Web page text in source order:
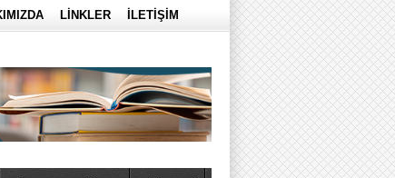
LİNKLER İLETİŞİM